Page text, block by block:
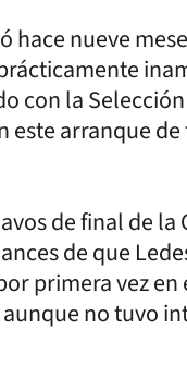
hace nueve
con la
este arranque
de final de
de que
primera vez
no tuvo